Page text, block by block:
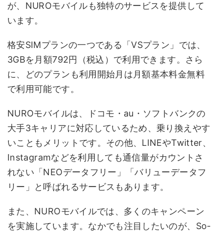
が、NUROモバイルも独特のサービスを提供して
います。
格安SIMプランの一つである「VSプラン」では、
3GBを月額792円（税込）で利用できます。さら
に、どのプランも利用開始月は月額基本料金無料
で利用可能です。
NUROモバイルは、ドコモ・au・ソフトバンクの
大手3キャリアに対応しているため、乗り換えやす
いこともメリットです。その他、LINEやTwitter、
Instagramなどを利用しても通信量がカウントさ
れない「NEOデータフリー」「バリューデータフ
リー」と呼ばれるサービスもあります。
また、NUROモバイルでは、多くのキャンペーン
を実施しています。なかでも注目したいのが、So-